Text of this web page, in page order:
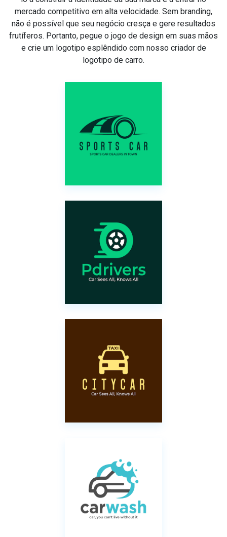
mercado competitivo em alta velocidade. Sem branding,
não é possível que seu negócio cresça e gere resultados
frutíferos. Portanto, pegue o jogo de design em suas mãos
e crie um logotipo esplêndido com nosso criador de
logotipo de carro.